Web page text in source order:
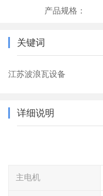
产品规格：
关键词
江苏波浪瓦设备
详细说明
主电机